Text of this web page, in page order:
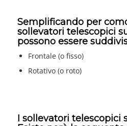
Semplificando per
sollevatori telescopici
possono essere
Frontale (o fisso)
Rotativo (o roto)
I sollevatori telescopici